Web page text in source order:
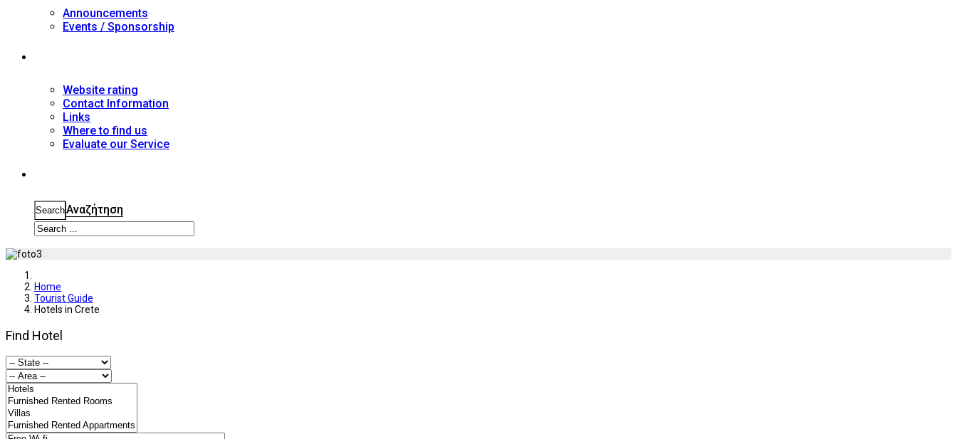
Announcements
Events / Sponsorship
Website rating
Contact Information
Links
Where to find us
Evaluate our Service
SearchΑναζήτηση
Home
Tourist Guide
Hotels in Crete
Find Hotel